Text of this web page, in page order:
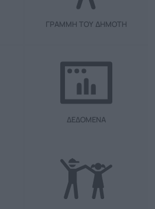
ΓΡΑΜΜΗ ΤΟΥ ΔΗΜΟΤΗ
ΔΕΔΟΜΕΝΑ